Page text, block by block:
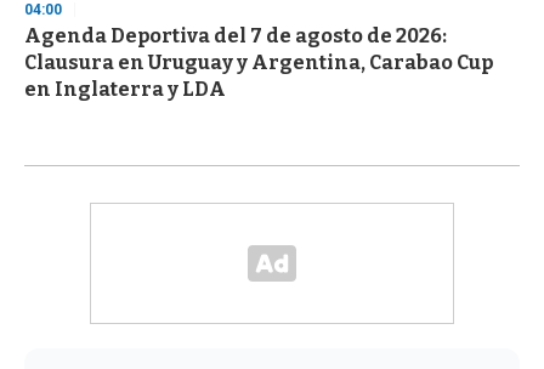
04:00
Agenda Deportiva del 7 de agosto de 2026:
Clausura en Uruguay y Argentina, Carabao Cup
en Inglaterra y LDA